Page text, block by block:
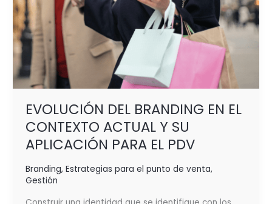
EVOLUCIÓN DEL BRANDING EN EL
CONTEXTO ACTUAL Y SU
APLICACIÓN PARA EL PDV
Branding, Estrategias para el punto de venta,
Gestión
EL
PDV